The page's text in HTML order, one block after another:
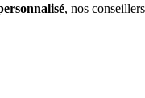
, nos